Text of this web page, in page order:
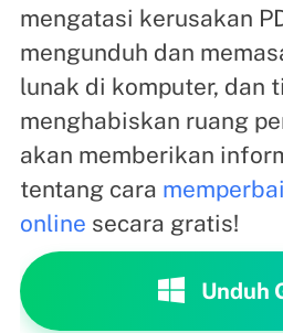
mengatasi kerusakan
mengunduh dan
lunak di komputer, dan
menghabiskan ruang
akan memberikan
tentang cara
online secara gratis!
Unduh